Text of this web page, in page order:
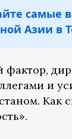
самые
Азии в
и
Как